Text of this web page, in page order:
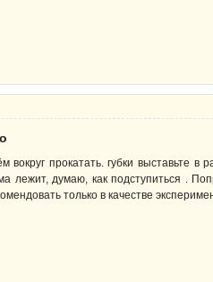
вокруг прокатать. губки выставьте
лежит, думаю, как подступиться .
только в качестве